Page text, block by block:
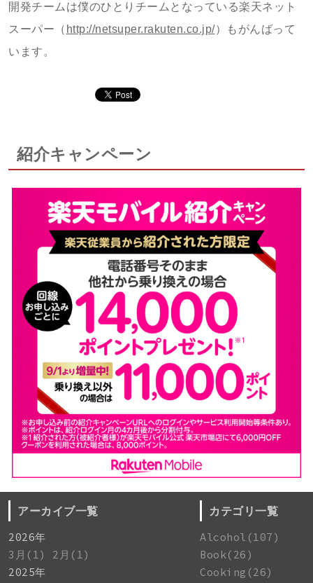
開発チームは僕のひとりチームとなっている楽天ネット
スーパー（ http://netsuper.rakuten.co.jp/）もがんばって
います。
紹介キャンペーン
アーカイブ一覧
2026年
3月(1)
2月(1)
2025年
カテゴリ一覧
Alcohol(107)
Book(26)
Cooking(26)